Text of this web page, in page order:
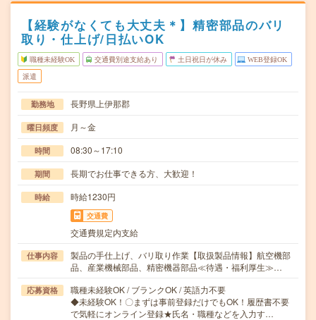
【経験がなくても大丈夫＊】精密部品のバリ
取り・仕上げ/日払いOK
職種未経験OK 交通費別途支給あり 土日祝日が休み WEB登録OK
派遣
勤務地 長野県上伊那郡
曜日頻度 月～金
時間 08:30～17:10
期間 長期でお仕事できる方、大歓迎！
時給 時給1230円
交通費
交通費規定内支給
仕事内容
製品の手仕上げ、バリ取り作業【取扱製品情報】航空機部
品、産業機械部品、精密機器部品≪待遇・福利厚生≫…
応募資格
職種未経験OK / ブランクOK / 英語力不要
◆未経験OK！〇まずは事前登録だけでもOK！履歴書不要
で気軽にオンライン登録★氏名・職種などを入力す…